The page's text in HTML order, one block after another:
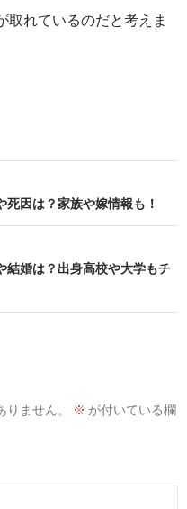
取れているのだと考えま
因は？家族や嫁情報も！
結婚は？出身高校や大学もチ
ません。 ※ が付いている欄